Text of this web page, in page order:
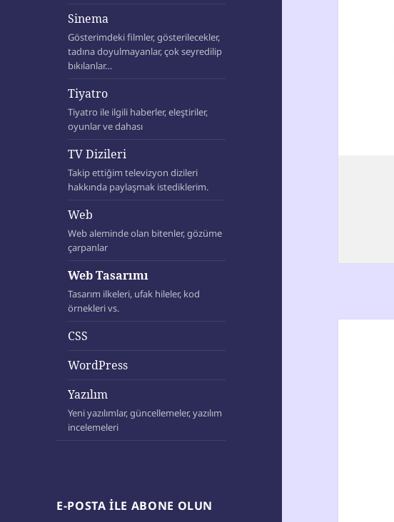
Sinema
Gösterimdeki filmler, gösterilecekler,
tadına doyulmayanlar, çok seyredilip
bıkılanlar…
Tiyatro
Tiyatro ile ilgili haberler, eleştiriler,
oyunlar ve dahası
TV Dizileri
Takip ettiğim televizyon dizileri
hakkında paylaşmak istediklerim.
Web
Web aleminde olan bitenler, gözüme
çarpanlar
Web Tasarımı
Tasarım ilkeleri, ufak hileler, kod
örnekleri vs.
CSS
WordPress
Yazılım
Yeni yazılımlar, güncellemeler, yazılım
incelemeleri
E-POSTA ILE ABONE OLUN